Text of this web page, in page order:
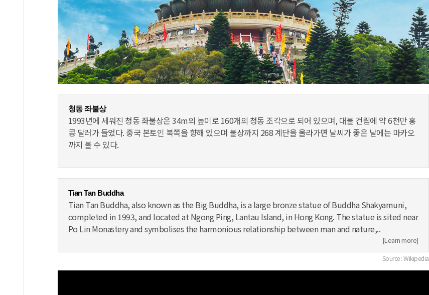
청동 좌불상
1993년에 세워진 청동 좌불상은 34m의 높이로 160개의 청동 조각으로 되어 있으며, 대불 건립에 약 6천만 홍
콩 달러가 들었다. 중국 본토인 북쪽을 향해 있으며 불상까지 268 계단을 올라가면 날씨가 좋은 날에는 마카오
까지 볼 수 있다.
Tian Tan Buddha
Tian Tan Buddha, also known as the Big Buddha, is a large bronze statue of Buddha Shakyamuni,
completed in 1993, and located at Ngong Ping, Lantau Island, in Hong Kong. The statue is sited near
Po Lin Monastery and symbolises the harmonious relationship between man and nature,..
[Learn more]
Source : Wikipedia